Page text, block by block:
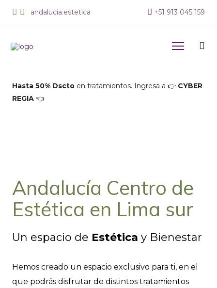
andalucia.estetica +51 913 045 159
Hasta 50% Dscto en tratamientos. Ingresa a 👉 CYBER
REGIA 👈
Andalucía Centro de
Estética en Lima sur
Un espacio de Estética y Bienestar
Hemos creado un espacio exclusivo para ti, en el
que podrás disfrutar de distintos tratamientos